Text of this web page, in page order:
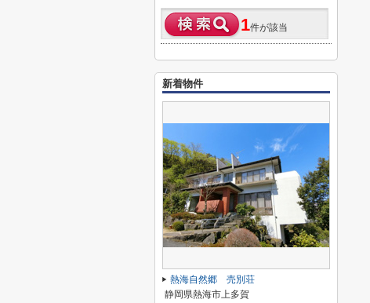
1件が該当
新着物件
熱海自然郷 売別荘
静岡県熱海市上多賀